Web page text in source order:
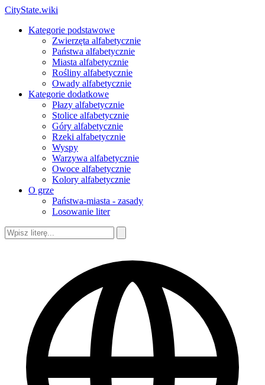
CityState.wiki
Kategorie podstawowe
Zwierzęta alfabetycznie
Państwa alfabetycznie
Miasta alfabetycznie
Rośliny alfabetycznie
Owady alfabetycznie
Kategorie dodatkowe
Płazy alfabetycznie
Stolice alfabetycznie
Góry alfabetycznie
Rzeki alfabetycznie
Wyspy
Warzywa alfabetycznie
Owoce alfabetycznie
Kolory alfabetycznie
O grze
Państwa-miasta - zasady
Losowanie liter